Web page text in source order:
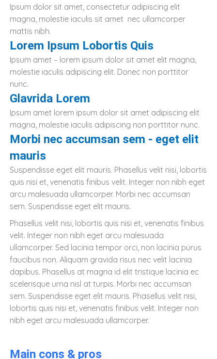
Ipsum dolor sit amet, consectetur adipiscing elit
magna, molestie iaculis sit amet nec ullamcorper
mattis nibh.
Lorem Ipsum Lobortis Quis
Ipsum amet – lorem ipsum dolor sit amet elit magna,
molestie iaculis adipiscing elit. Donec non porttitor
nunc.
Glavrida Lorem
Ipsum amet lorem ipsum dolor sit amet adipiscing elit
magna, molestie iaculis adipiscing non porttitor nunc.
Morbi nec accumsan sem - eget elit
mauris
Suspendisse eget elit mauris. Phasellus velit nisi, lobortis
quis nisi et, venenatis finibus velit. Integer non nibh eget
arcu malesuada ullamcorper. Morbi nec accumsan
sem. Suspendisse eget elit mauris.
Phasellus velit nisi, lobortis quis nisi et, venenatis finibus
velit. Integer non nibh eget arcu malesuada
ullamcorper. Sed lacinia tempor orci, non lacinia purus
faucibus non. Aliquam gravida risus nec velit lacinia
dapibus. Phasellus at magna id elit tristique lacinia ec
scelerisque urna nisl at turpis. Morbi nec accumsan
sem. Suspendisse eget elit mauris. Phasellus velit nisi,
lobortis quis nisi et, venenatis finibus velit. Integer non
nibh eget arcu malesuada ullamcorper.
Main cons & pros